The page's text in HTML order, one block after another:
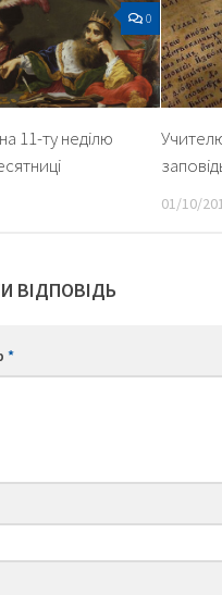
0
11-ту неділю
01/10/
ВІДПОВІДЬ
*